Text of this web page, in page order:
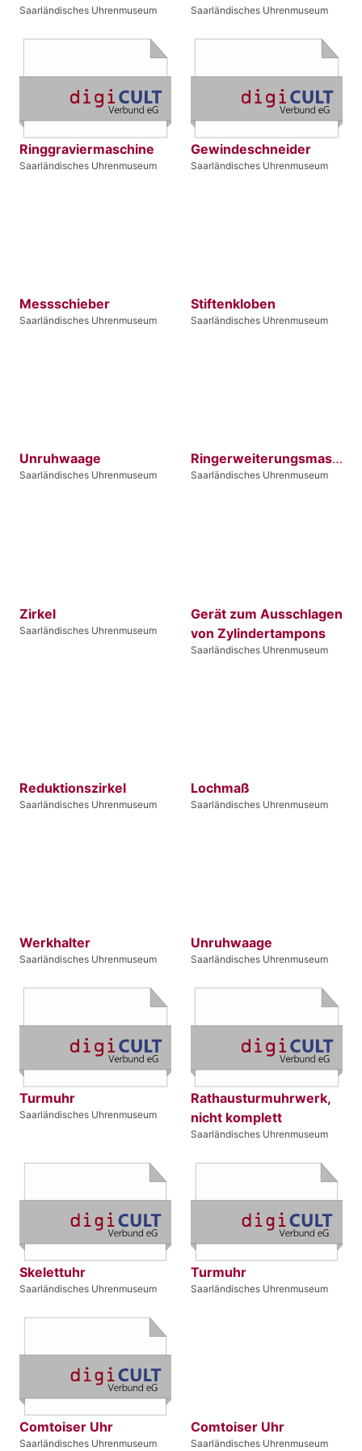
Saarländisches Uhrenmuseum Saarländisches Uhrenmuseum
Ringgraviermaschine
Saarländisches Uhrenmuseum
Gewindeschneider
Saarländisches Uhrenmuseum
Messschieber
Saarländisches Uhrenmuseum
Stiftenkloben
Saarländisches Uhrenmuseum
Unruhwaage
Saarländisches Uhrenmuseum
Ringerweiterungsmaschine
Saarländisches Uhrenmuseum
Zirkel
Saarländisches Uhrenmuseum
Gerät zum Ausschlagen
von Zylindertampons
Saarländisches Uhrenmuseum
Reduktionszirkel
Saarländisches Uhrenmuseum
Lochmaß
Saarländisches Uhrenmuseum
Werkhalter
Saarländisches Uhrenmuseum
Unruhwaage
Saarländisches Uhrenmuseum
Turmuhr
Saarländisches Uhrenmuseum
Rathausturmuhrwerk,
nicht komplett
Saarländisches Uhrenmuseum
Skelettuhr
Saarländisches Uhrenmuseum
Turmuhr
Saarländisches Uhrenmuseum
Comtoiser Uhr
Saarländisches Uhrenmuseum
Comtoiser Uhr
Saarländisches Uhrenmuseum